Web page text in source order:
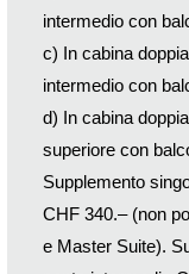
intermedio con
c) In cabina
intermedio con
d) In cabina
superiore con
Supplemento
CHF 340.– (non
e Master Suite).